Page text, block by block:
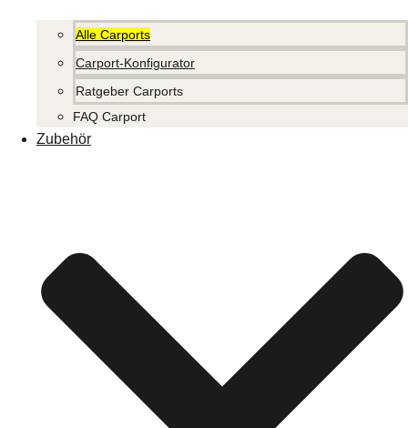
Alle Carports
Carport-Konfigurator
Ratgeber Carports
FAQ Carport
Zubehör